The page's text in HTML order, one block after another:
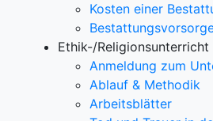
Kosten einer
Ethik-/Religionsunterricht
Anmeldung zum
Ablauf & Methodik
Arbeitsblätter